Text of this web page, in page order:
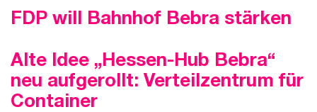
FDP will Bahnhof Bebra stärken
Alte Idee „Hessen-Hub Bebra“
neu aufgerollt: Verteilzentrum für
Container